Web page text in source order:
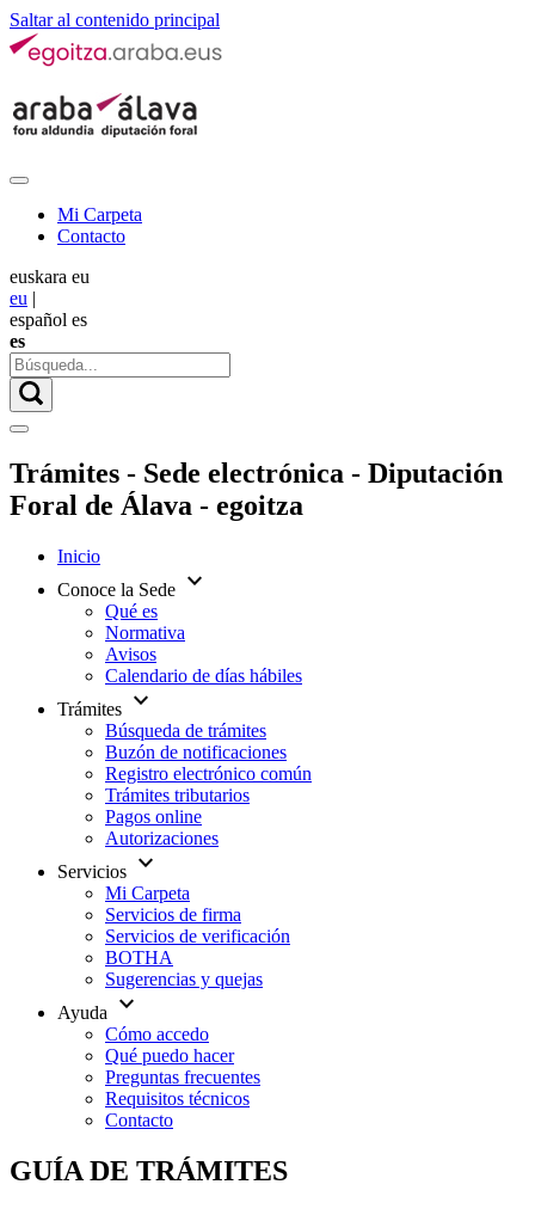
Saltar al contenido principal
Mi Carpeta
Contacto
euskara eu
eu |
español es
es
Trámites - Sede electrónica - Diputación
Foral de Álava - egoitza
Inicio
Conoce la Sede expand_more
Qué es
Normativa
Avisos
Calendario de días hábiles
Trámites expand_more
Búsqueda de trámites
Buzón de notificaciones
Registro electrónico común
Trámites tributarios
Pagos online
Autorizaciones
Servicios expand_more
Mi Carpeta
Servicios de firma
Servicios de verificación
BOTHA
Sugerencias y quejas
Ayuda
expand_more
Cómo accedo
Qué puedo hacer
Preguntas frecuentes
Requisitos técnicos
Contacto
GUÍA DE TRÁMITES